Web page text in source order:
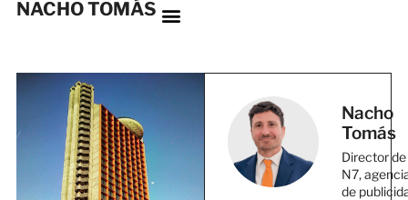
NACHO TOMÁS
Nacho
Tomás
Director de
N7,
de